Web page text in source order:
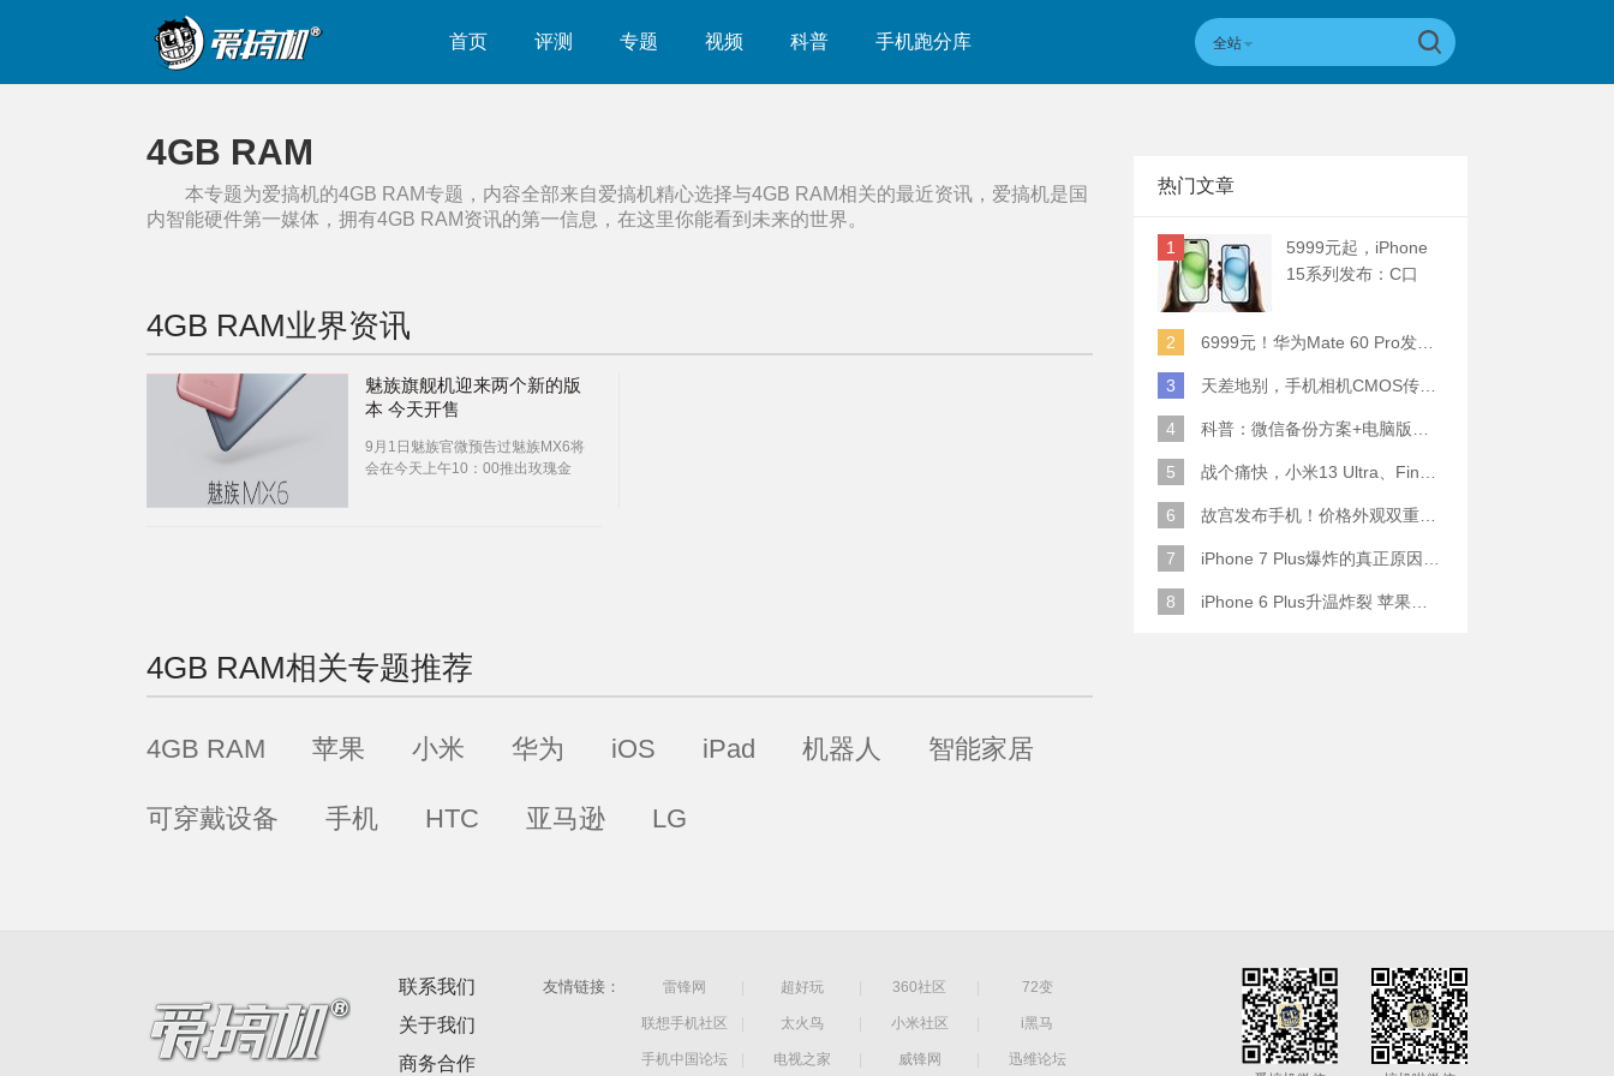
首页 评测 专题 视频 科普 手机跑分库 全站
4GB RAM
本专题为爱搞机的4GB RAM专题，内容全部来自爱搞机精心选择与4GB RAM相关的最近资讯，爱搞机是国
内智能硬件第一媒体，拥有4GB RAM资讯的第一信息，在这里你能看到未来的世界。
4GB RAM业界资讯
魅族旗舰机迎来两个新的版
本 今天开售
9月1日魅族官微预告过魅族MX6将
会在今天上午10：00推出玫瑰金
4GB RAM相关专题推荐
4GB RAM 苹果 小米 华为 iOS iPad 机器人 智能家居
可穿戴设备 手机 HTC 亚马逊 LG
热门文章
1
5999元起，iPhone
15系列发布：C口
2
6999元！华为Mate 60 Pro发布：麒麟9000S+卫星通话 (附初步跑分)
3 天差地别，手机相机CMOS传感器实际面积对比
4 科普：微信备份方案+电脑版丢失数据恢复指南
5 战个痛快，小米13 Ultra、Find X6 Pro、vivo X90 Pro+、小米12SU拍照横评
6 故宫发布手机！价格外观双重逆天！
7 iPhone 7 Plus爆炸的真正原因原来是这样
8 iPhone 6 Plus升温炸裂 苹果赔了一部全新的
联系我们
关于我们
商务合作
友情链接： 雷锋网 超好玩 360社区 72变
联想手机社区 太火鸟 小米社区 i黑马
手机中国论坛 电视之家 威锋网
迅维论坛